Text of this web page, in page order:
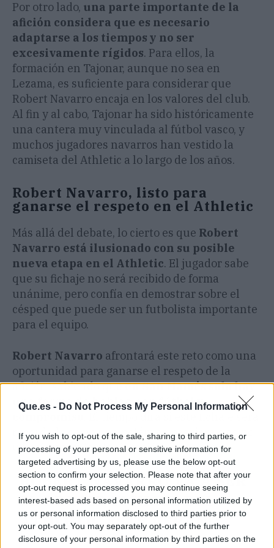
Que.es - Do Not Process My Personal Information
If you wish to opt-out of the sale, sharing to third parties, or
processing of your personal or sensitive information for
targeted advertising by us, please use the below opt-out
section to confirm your selection. Please note that after your
opt-out request is processed you may continue seeing
interest-based ads based on personal information utilized by
us or personal information disclosed to third parties prior to
your opt-out. You may separately opt-out of the further
disclosure of your personal information by third parties on the
Por otro lado, una parte importante de la
afición considera que es necesario
adaptarse a los tiempos y no ser
excesivamente rígidos. Para ellos, la
formación en Tajonar, aunque no sea en
Lezama, es suficiente para considerar que
Robert Navarro encaja en los valores del club.
Al fin y al cabo, Tajonar ha sido históricamente
una cantera muy vinculada al fútbol vasco, y
muchos jugadores navarros han vestido la
camiseta del Athletic a lo largo de los años.
Robert Navarro, listo para
ganarse el respeto en el Athletic
Más allá del debate, lo cierto es que Robert
Navarro está ilusionado con su posible
nueva etapa en el Athletic. El jugador sabe
que su fichaje no será recibido de forma
unánime, pero confía en demostrar sobre el
césped que puede ser un futbolista importante
para el equipo.
Robert Navarro afrontará este reto como una
oportunidad para ganarse el respeto de la
afición, sabiendo queen San Mamés solo hay
una forma de hablar, con fútbol y
recordado como una polémica pasajera o como
un acierto en la planificación delAthletic.
ROBERT NAVARRO VA A SER
EL PRIMER FICHAJE DEL
ATHLETIC ESTE VERANO.